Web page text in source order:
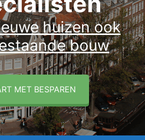
huizen ook
bouw
MET BESPAREN